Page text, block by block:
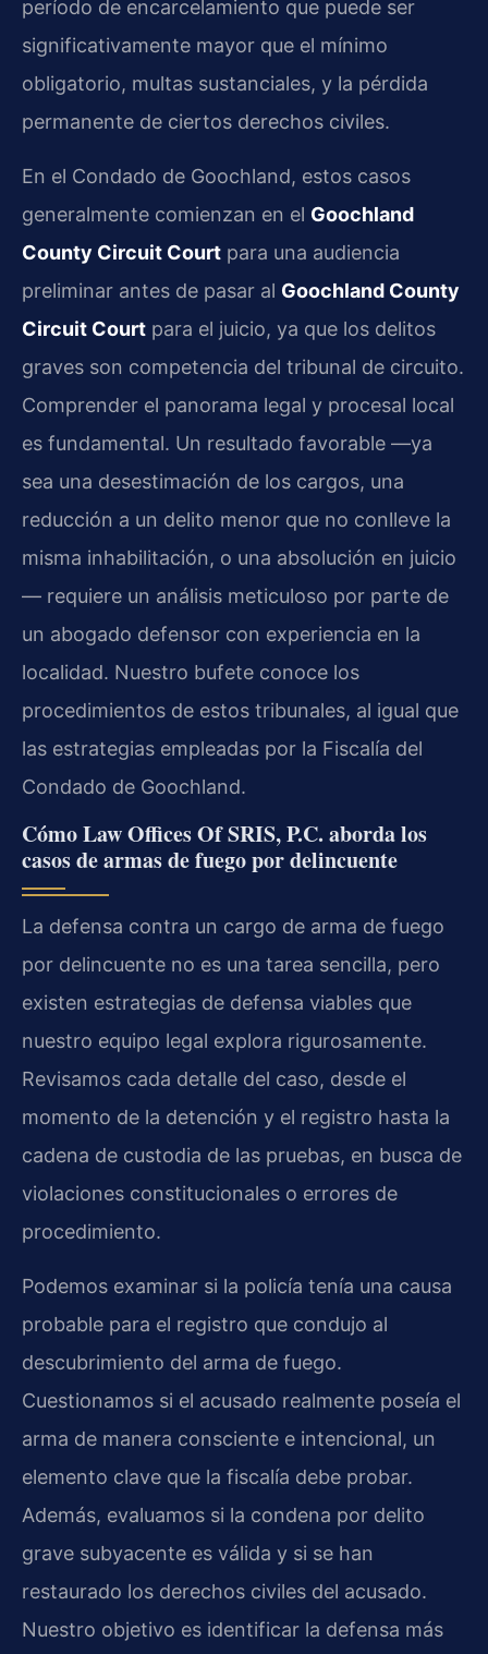
período de encarcelamiento que puede ser
significativamente mayor que el mínimo
obligatorio, multas sustanciales, y la pérdida
permanente de ciertos derechos civiles.
En el Condado de Goochland, estos casos
generalmente comienzan en el Goochland
County Circuit Court para una audiencia
preliminar antes de pasar al Goochland County
Circuit Court para el juicio, ya que los delitos
graves son competencia del tribunal de circuito.
Comprender el panorama legal y procesal local
es fundamental. Un resultado favorable —ya
sea una desestimación de los cargos, una
reducción a un delito menor que no conlleve la
misma inhabilitación, o una absolución en juicio
— requiere un análisis meticuloso por parte de
un abogado defensor con experiencia en la
localidad. Nuestro bufete conoce los
procedimientos de estos tribunales, al igual que
las estrategias empleadas por la Fiscalía del
Condado de Goochland.
Cómo Law Offices Of SRIS, P.C. aborda los
casos de armas de fuego por delincuente
La defensa contra un cargo de arma de fuego
por delincuente no es una tarea sencilla, pero
existen estrategias de defensa viables que
nuestro equipo legal explora rigurosamente.
Revisamos cada detalle del caso, desde el
momento de la detención y el registro hasta la
cadena de custodia de las pruebas, en busca de
violaciones constitucionales o errores de
procedimiento.
Podemos examinar si la policía tenía una causa
probable para el registro que condujo al
descubrimiento del arma de fuego.
Cuestionamos si el acusado realmente poseía el
arma de manera consciente e intencional, un
elemento clave que la fiscalía debe probar.
Además, evaluamos si la condena por delito
grave subyacente es válida y si se han
restaurado los derechos civiles del acusado.
Nuestro objetivo es identificar la defensa más